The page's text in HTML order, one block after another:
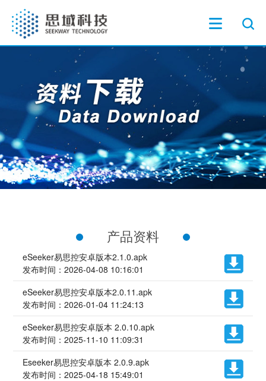
产品资料
eSeeker易思控安卓版本2.1.0.apk
发布时间：2026-04-08 10:16:01
eSeeker易思控安卓版本2.0.11.apk
发布时间：2026-01-04 11:24:13
eSeeker易思控安卓版本 2.0.10.apk
发布时间：2025-11-10 11:09:31
Eseeker易思控安卓版本 2.0.9.apk
发布时间：2025-04-18 15:49:01